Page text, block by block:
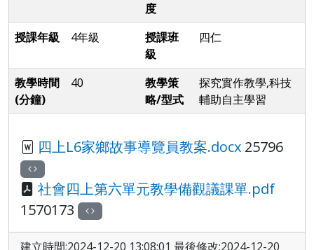
度
授課年級 4年級
授課班
級
四仁
教學時間
(分鐘)
40
教學策
略/型式
探究實作教學,科技
輔助自主學習
四上L6家鄉故事導覽員教案.docx 25796
社會四上第六單元教學備觀議課單.pdf
1570173
建立時間:2024-12-20 13:08:01 最後修改:2024-12-20